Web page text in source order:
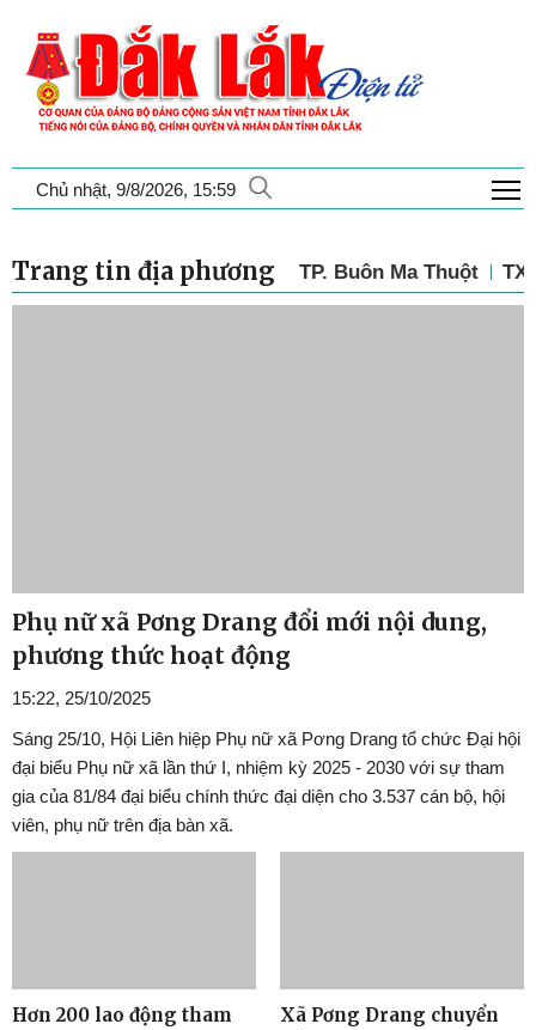
Chủ nhật, 9/8/2026, 15:59
Trang tin địa phương TP. Buôn Ma Thuột
Phụ nữ xã Pơng Drang đổi mới nội dung,
phương thức hoạt động
15:22, 25/10/2025
Sáng 25/10, Hội Liên hiệp Phụ nữ xã Pơng Drang tổ chức Đại hội
đại biểu Phụ nữ xã lần thứ I, nhiệm kỳ 2025 - 2030 với sự tham
gia của 81/84 đại biểu chính thức đại diện cho 3.537 cán bộ, hội
viên, phụ nữ trên địa bàn xã.
Hơn 200 lao động tham
Xã Pơng Drang chuyển